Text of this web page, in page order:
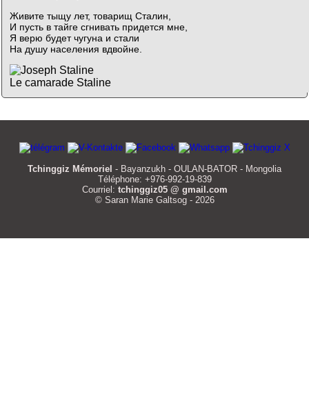
Живите тыщу лет, товарищ Сталин,
И пусть в тайге сгнивать придется мне,
Я верю будет чугуна и стали
На душу населения вдвойне.
Le camarade Staline
Tchinggiz Mémoriel - Bayanzukh - OULAN-BATOR - Mongolia
Téléphone: +976-992-19-839
Courriel: tchinggiz05 @ gmail.com
© Saran Marie Galtsog - 2026